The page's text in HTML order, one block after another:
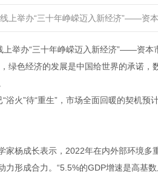
上举办“三十年峥嵘迈入新经济”——资
办“三十年峥嵘迈入新经济”——资本
绿色经济的发展是中国给世界的承诺
火”待“重生”，市场全面回暖的契机预
杨成长表示，2022年在内外部环境多
力形成合力。“5.5%的GDP增速是高基